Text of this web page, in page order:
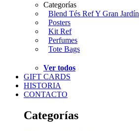
Categorías
Blend Tés Ref Y Gran Jardín
Posters
Kit Ref
Perfumes
Tote Bags
Ver todos
GIFT CARDS
HISTORIA
CONTACTO
Categorías